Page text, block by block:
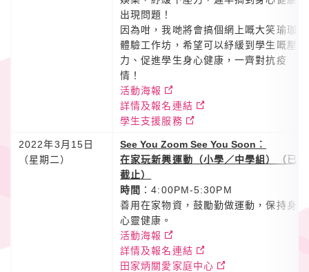
出現問題！
因為咁，我哋將會搞個網上嘅大笑瑜珈
體驗工作坊，希望可以紓緩到學生嘅壓
力、促進學生身心健康，一齊對抗疫
情！
活動海報
詳情及報名連結
學生支援服務
2022年3月15日
（星期二）
See You Zoom See You Soon ︰
在家玩新興運動（小學／中學組）（已
截止）
時間 ：4:00PM-5:30PM
善用在家物資，鼓勵勤做運動，保持身
心靈健康。
活動海報
詳情及報名連結
田家炳關愛家庭中心